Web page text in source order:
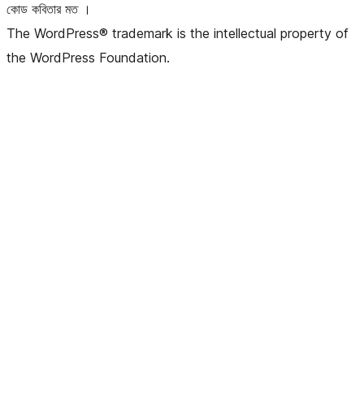
কোড কবিতার মত ।
The WordPress® trademark is the intellectual property of
the WordPress Foundation.